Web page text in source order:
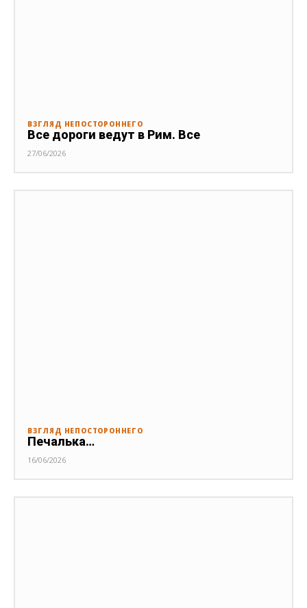
ВЗГЛЯД НЕПОСТОРОННЕГО
Все дороги ведут в Рим. Все
27/06/2026
ВЗГЛЯД НЕПОСТОРОННЕГО
Печалька…
16/06/2026